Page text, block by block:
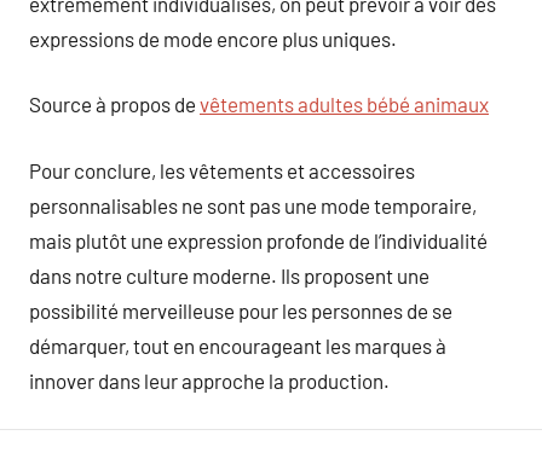
expressions de mode encore plus uniques.
Source à propos de vêtements adultes bébé animaux
Pour conclure, les vêtements et accessoires
personnalisables ne sont pas une mode temporaire,
mais plutôt une expression profonde de l’individualité
dans notre culture moderne. Ils proposent une
possibilité merveilleuse pour les personnes de se
démarquer, tout en encourageant les marques à
innover dans leur approche la production.